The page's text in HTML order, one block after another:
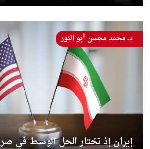
إيران إذ تختار الحل الوسط في
د. محمد محسن أبو النور